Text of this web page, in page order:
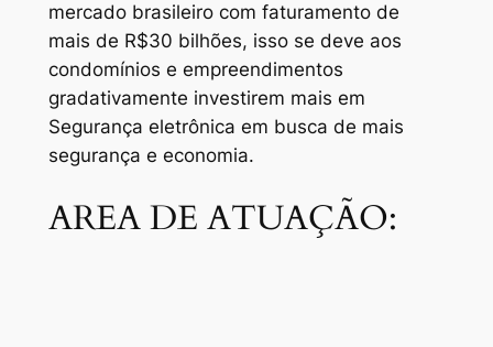
mercado brasileiro com faturamento de
mais de R$30 bilhões, isso se deve aos
condomínios e empreendimentos
gradativamente investirem mais em
Segurança eletrônica em busca de mais
segurança e economia.
AREA DE ATUAÇÃO: